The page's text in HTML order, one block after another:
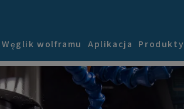
Węglik wolframu Aplikacja Produkty